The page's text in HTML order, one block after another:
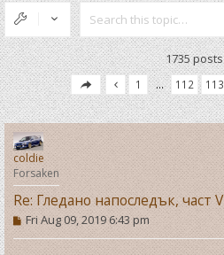
1735 posts
1 … 112 113
coldie
Forsaken
Re: Гледано напоследък, част V
P
o
s
Fri Aug 09, 2019 6:43 pm